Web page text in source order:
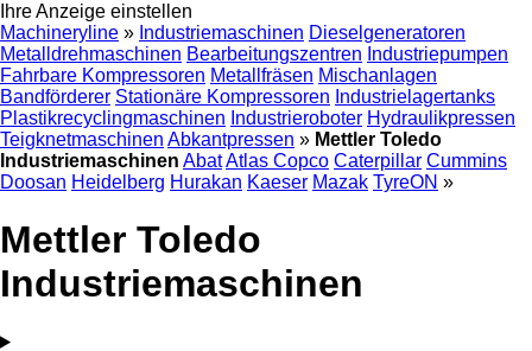
Ihre Anzeige einstellen
Machineryline » Industriemaschinen Dieselgeneratoren
Metalldrehmaschinen Bearbeitungszentren Industriepumpen
Fahrbare Kompressoren Metallfräsen Mischanlagen
Bandförderer Stationäre Kompressoren Industrielagertanks
Plastikrecyclingmaschinen Industrieroboter Hydraulikpressen
Teigknetmaschinen Abkantpressen » Mettler Toledo
Industriemaschinen AbatAtlas Copco Caterpillar Cummins
Doosan Heidelberg Hurakan Kaeser Mazak TyreON »
Mettler Toledo
Industriemaschinen